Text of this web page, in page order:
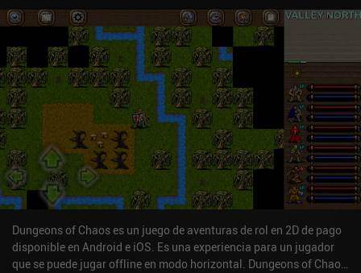
dificultad aumenta con relativa rapidez, y al final tendremos que
volver a niveles anteriores para conseguir recompensas extra o
pagar dinero real para avanzar más rápido. Match Land se
monetiza a través de iAPs para una moneda premium que se usa
para comprar más oro, cofres de fragmentos de héroe y la energía
que se usa para entrar en los niveles. Los anuncios incentivados
también nos permiten conseguir energía extra cuando se ha
agotado. La monetización está bien, pero limita la duración de
nuestras sesiones de juego. En última instancia, aunque no se ha
actualizado desde 2018, Match Land es muy divertido hasta que
los grind-walls golpean, momento en el que sugeriría simplemente
pasar al siguiente juego. Creo que merece la pena probarlo si aún
no lo has hecho.
Dungeons of Chaos es un juego de aventuras de rol en 2D de pago
disponible en Android e iOS. Es una experiencia para un jugador
que se puede jugar offline en modo horizontal. Dungeons of Chaos